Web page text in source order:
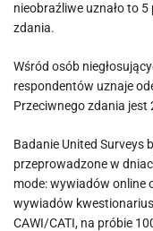
nieobraźliwe uznało to
zdania.
Wśród osób
respondentów uznaje
Przeciwnego zdania jest
Badanie United Surveys
przeprowadzone w
mode: wywiadów online
wywiadów
CAWI/CATI, na próbie